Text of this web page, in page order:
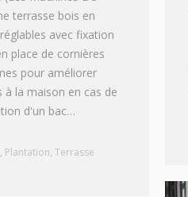
terrasse bois en
avec fixation
place de cornières
pour améliorer
à la maison en cas de
d'un bac…
, Plantation, Terrasse